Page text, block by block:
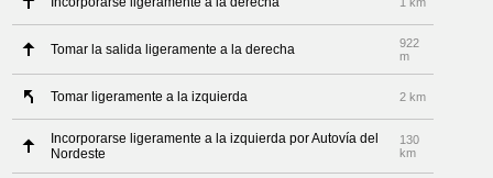
Tomar la salida ligeramente a la derecha
922
m
Tomar ligeramente a la izquierda 2 km
Incorporarse ligeramente a la izquierda por Autovía del
Nordeste
130
km